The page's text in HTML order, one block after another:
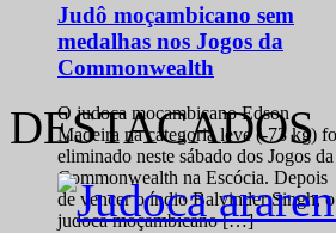
Judô moçambicano sem
medalhas nos Jogos da
Commonwealth
O judoca moçambicano Edson
Madeira na categoria leve (-73 kg)
eliminado neste sábado dos Jogos da
Commonwealth na Escócia. Depois
de vencer o índio Balvinder Singh, o
judoca moçambicano […]
DESTACADOS